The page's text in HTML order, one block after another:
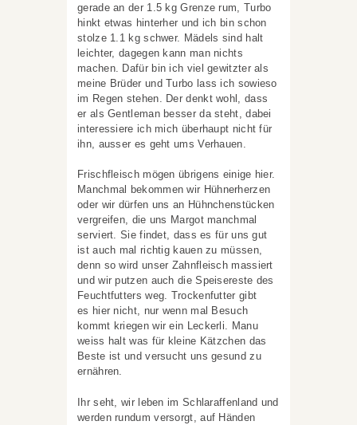
gerade an der 1.5 kg Grenze rum, Turbo
hinkt etwas hinterher und ich bin schon
stolze 1.1 kg schwer. Mädels sind halt
leichter, dagegen kann man nichts
machen. Dafür bin ich viel gewitzter als
meine Brüder und Turbo lass ich sowieso
im Regen stehen. Der denkt wohl, dass
er als Gentleman besser da steht, dabei
interessiere ich mich überhaupt nicht für
ihn, ausser es geht ums Verhauen.
Frischfleisch mögen übrigens einige hier.
Manchmal bekommen wir Hühnerherzen
oder wir dürfen uns an Hühnchenstücken
vergreifen, die uns Margot manchmal
serviert. Sie findet, dass es für uns gut
ist auch mal richtig kauen zu müssen,
denn so wird unser Zahnfleisch massiert
und wir putzen auch die Speisereste des
Feuchtfutters weg. Trockenfutter gibt
es hier nicht, nur wenn mal Besuch
kommt kriegen wir ein Leckerli. Manu
weiss halt was für kleine Kätzchen das
Beste ist und versucht uns gesund zu
ernähren.
Ihr seht, wir leben im Schlaraffenland und
werden rundum versorgt, auf Händen